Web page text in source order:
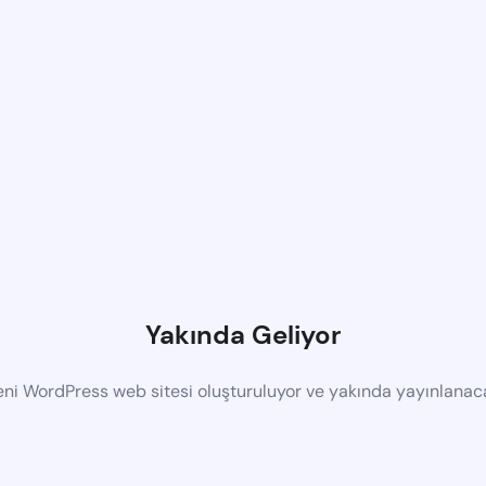
Yakında Geliyor
WordPress web sitesi oluşturuluyor ve yakında